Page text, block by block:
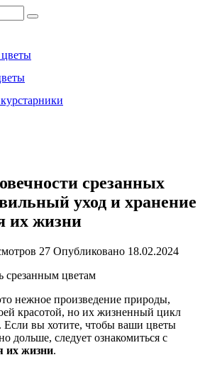
срезанных
уход и хранение
их жизни
27 Опубликовано 18.02.2024
нежное произведение природы,
красотой, но их жизненный цикл
Если вы хотите, чтобы ваши цветы
дольше, следует ознакомиться с
их жизни.